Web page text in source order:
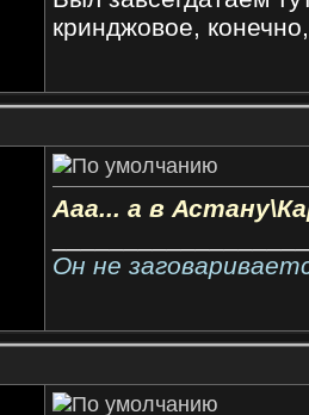
кринджовое,
Ааа... а в
Он не